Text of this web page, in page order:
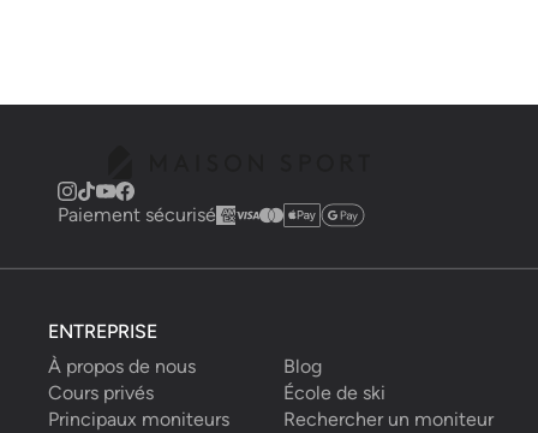
Paiement sécurisé
ENTREPRISE
À propos de nous
Blog
Cours privés
École de ski
Principaux moniteurs
Rechercher un moniteur